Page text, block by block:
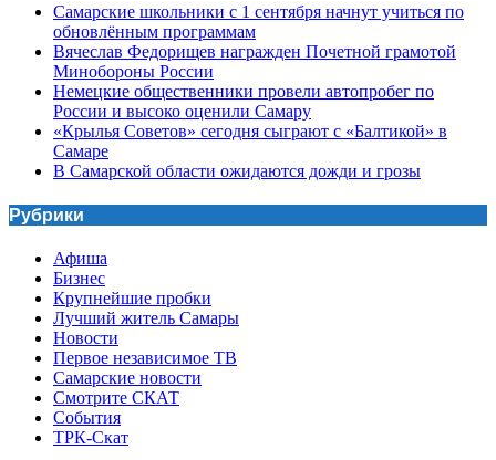
Самарские школьники с 1 сентября начнут учиться по
обновлённым программам
Вячеслав Федорищев награжден Почетной грамотой
Минобороны России
Немецкие общественники провели автопробег по
России и высоко оценили Самару
«Крылья Советов» сегодня сыграют с «Балтикой» в
Самаре
В Самарской области ожидаются дожди и грозы
Рубрики
Афиша
Бизнес
Крупнейшие пробки
Лучший житель Самары
Новости
Первое независимое ТВ
Самарские новости
Смотрите СКАТ
События
ТРК-Скат